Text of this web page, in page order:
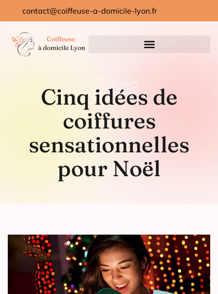
contact@coiffeuse-a-domicile-lyon.fr
Cinq idées de
coiffures
sensationnelles
pour Noël